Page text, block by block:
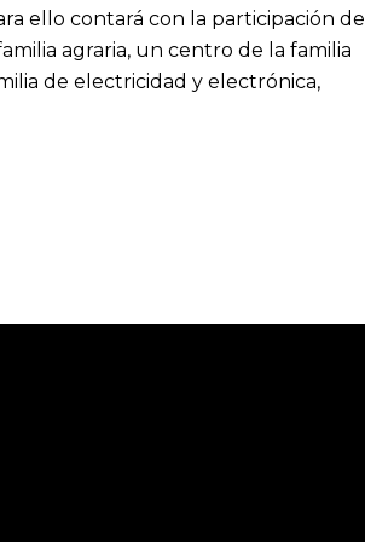
ello contará con la participación de
agraria, un centro de la familia
de electricidad y electrónica,